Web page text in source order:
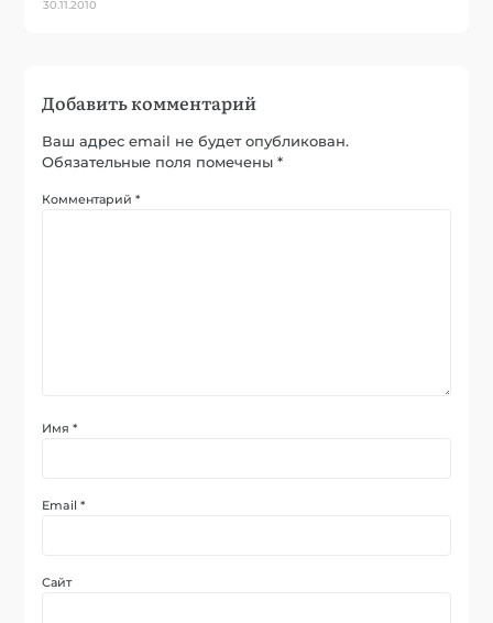
30.11.2010
Добавить комментарий
Ваш адрес email не будет опубликован.
Обязательные поля помечены*
Комментарий*
Имя*
Email*
Сайт